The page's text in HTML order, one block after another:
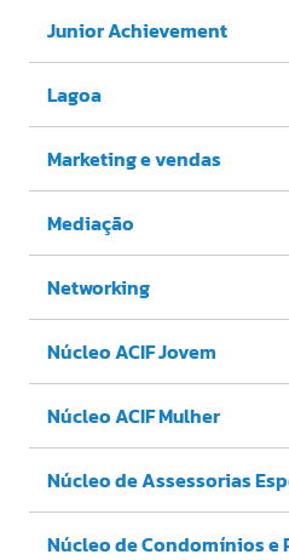
Junior Achievement
Lagoa
Marketing e vendas
Mediação
Networking
Núcleo ACIF Jovem
Núcleo ACIF Mulher
Núcleo de Assessorias
Núcleo de Condomínios e